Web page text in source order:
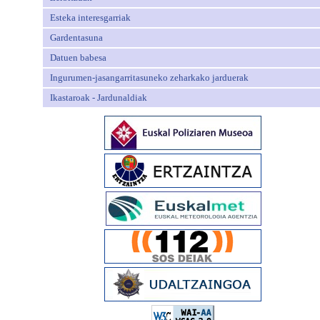
Esteka interesgarriak
Gardentasuna
Datuen babesa
Ingurumen-jasangarritasuneko zeharkako jarduerak
Ikastaroak - Jardunaldiak